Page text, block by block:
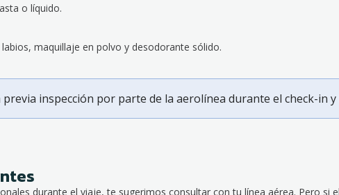
o líquido.
maquillaje en polvo y desodorante sólido.
inspección por parte de la aerolínea durante el check-in
durante el viaje, te sugerimos consultar con tu línea aérea. Pero si